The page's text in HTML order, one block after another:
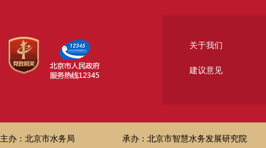
关于我们
建议意见
主办：北京市水务局 承办：北京市智慧水务发展研究院